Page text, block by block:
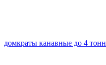
домкраты канавные до 4 тонн